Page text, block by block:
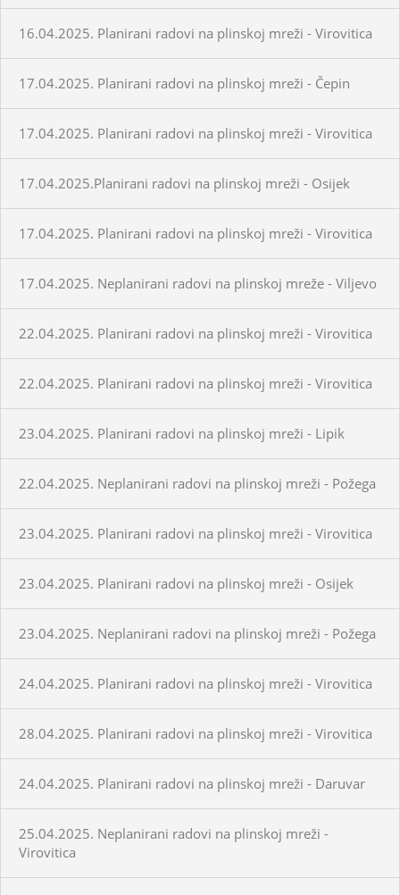
16.04.2025. Planirani radovi na plinskoj mreži - Virovitica
17.04.2025. Planirani radovi na plinskoj mreži - Čepin
17.04.2025. Planirani radovi na plinskoj mreži - Virovitica
17.04.2025.Planirani radovi na plinskoj mreži - Osijek
17.04.2025. Planirani radovi na plinskoj mreži - Virovitica
17.04.2025. Neplanirani radovi na plinskoj mreže - Viljevo
22.04.2025. Planirani radovi na plinskoj mreži - Virovitica
22.04.2025. Planirani radovi na plinskoj mreži - Virovitica
23.04.2025. Planirani radovi na plinskoj mreži - Lipik
22.04.2025. Neplanirani radovi na plinskoj mreži - Požega
23.04.2025. Planirani radovi na plinskoj mreži - Virovitica
23.04.2025. Planirani radovi na plinskoj mreži - Osijek
23.04.2025. Neplanirani radovi na plinskoj mreži - Požega
24.04.2025. Planirani radovi na plinskoj mreži - Virovitica
28.04.2025. Planirani radovi na plinskoj mreži - Virovitica
24.04.2025. Planirani radovi na plinskoj mreži - Daruvar
25.04.2025. Neplanirani radovi na plinskoj mreži -
Virovitica